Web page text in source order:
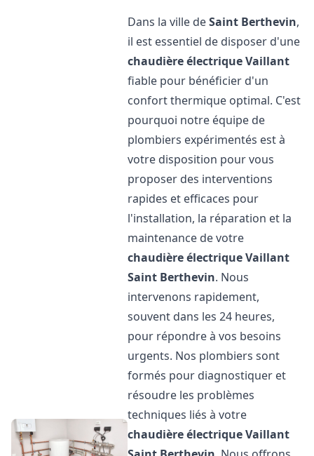
Dans la ville deSaint Berthevin,
il est essentiel de disposer d'une
chaudière électrique Vaillant
fiable pour bénéficier d'un
confort thermique optimal. C'est
pourquoi notre équipe de
plombiers expérimentés est à
votre disposition pour vous
proposer des interventions
rapides et efficaces pour
l'installation, la réparation et la
maintenance de votre
chaudière électrique Vaillant
Saint Berthevin. Nous
intervenons rapidement,
souvent dans les 24 heures,
pour répondre à vos besoins
urgents. Nos plombiers sont
formés pour diagnostiquer et
résoudre les problèmes
techniques liés à votre
chaudière électrique Vaillant